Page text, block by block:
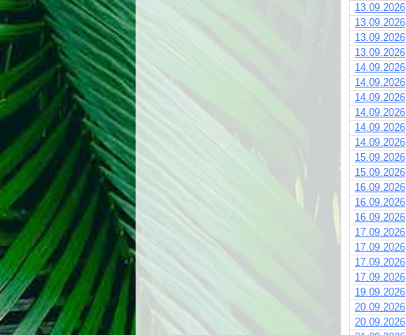
13.09.2026
13.09.2026
13.09.2026
13.09.2026
14.09.2026
14.09.2026
14.09.2026
14.09.2026
14.09.2026
14.09.2026
15.09.2026
15.09.2026
16.09.2026
16.09.2026
16.09.2026
17.09.2026
17.09.2026
17.09.2026
17.09.2026
19.09.2026
20.09.2026
20.09.2026